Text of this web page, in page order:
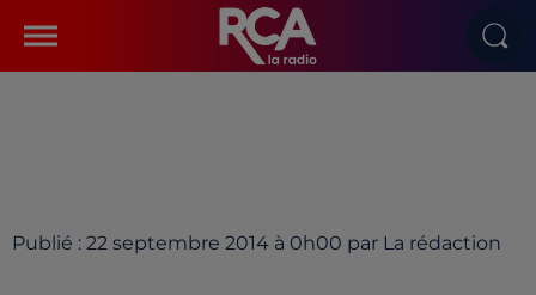
Publié : 22 septembre 2014 à 0h00 par La rédaction